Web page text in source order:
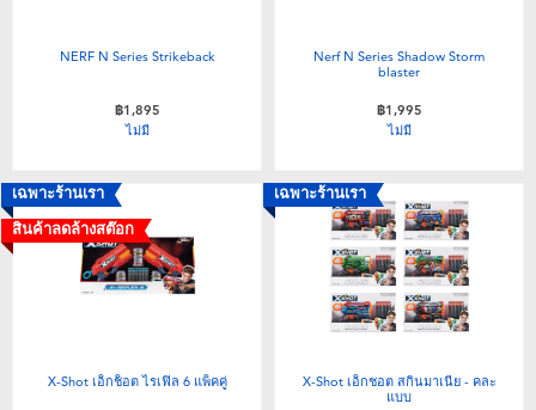
NERF N Series Strikeback
฿1,895
ไม่มี
Nerf N Series Shadow Storm
blaster
฿1,995
ไม่มี
เฉพาะร้านเรา
สินค้าลดล้างสต๊อก
X-Shot เอ็กช็อต ไรเฟิล 6 แพ็คคู่
เฉพาะร้านเรา
X-Shot เอ็กชอต สกินมาเนีย - คละ
แบบ